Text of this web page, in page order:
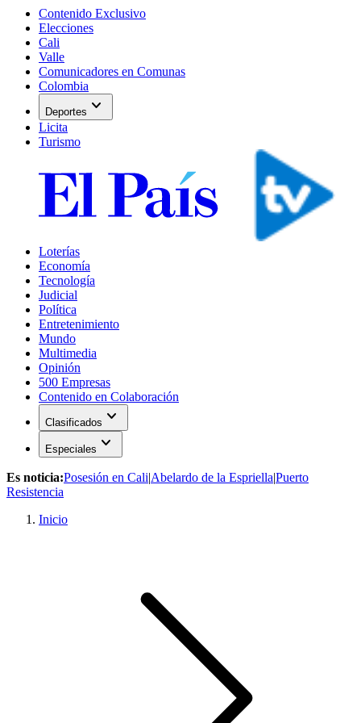
Contenido Exclusivo
Elecciones
Cali
Valle
Comunicadores en Comunas
Colombia
Deportes expand_more
Licita
Turismo
Loterías
Economía
Tecnología
Judicial
Política
Entretenimiento
Mundo
Multimedia
Opinión
500 Empresas
Contenido en Colaboración
Clasificados expand_more
Especiales expand_more
Es noticia:Posesión en Cali|Abelardo de la Espriella|Puerto
Resistencia
Inicio